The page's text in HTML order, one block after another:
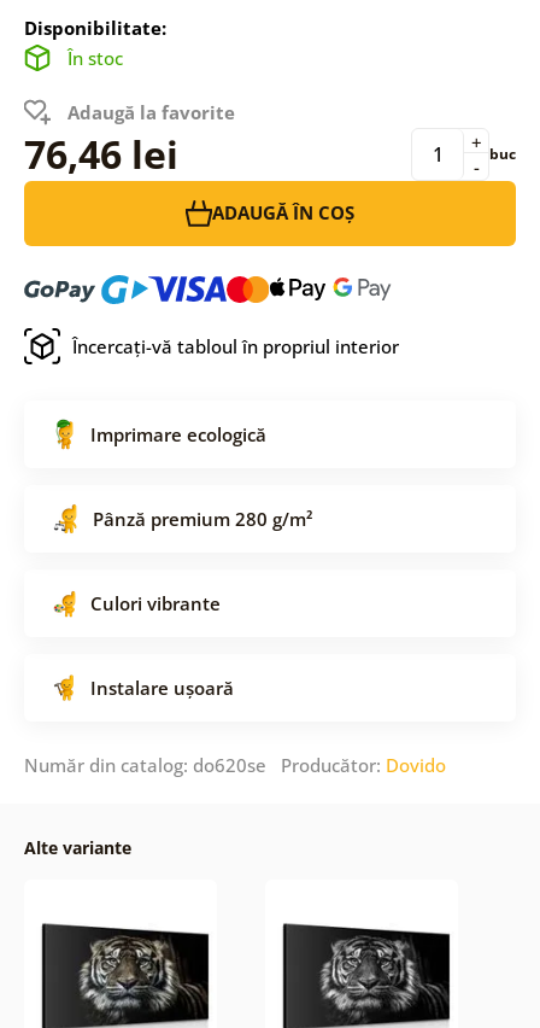
Disponibilitate:
În stoc
Adaugă la favorite
76,46 lei -
+ buc
ADAUGĂ ÎN COȘ
Încercați-vă tabloul în propriul interior
Imprimare ecologică
Pânză premium 280 g/m²
Culori vibrante
Instalare ușoară
Număr din catalog: do620se Producător: Dovido
Alte variante